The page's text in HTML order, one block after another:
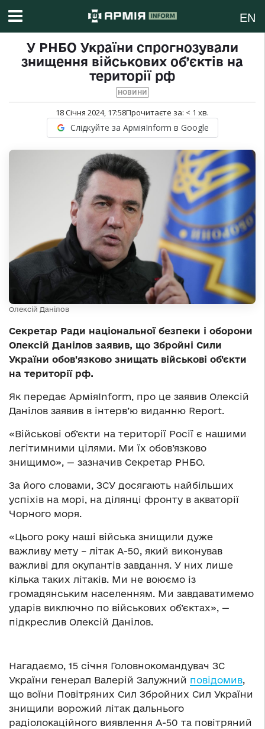
EN
У РНБО України спрогнозували
знищення військових об’єктів на
території рф
НОВИНИ
18 Січня 2024, 17:58Прочитаєте за: < 1 хв.
Слідкуйте за АрміяInform в Google
Олексій Данілов
Секретар Ради національної безпеки і оборони
Олексій Данілов заявив, що Збройні Сили
України обов'язково знищать військові об'єкти
на території рф.
Як передає АрміяInform, про це заявив Олексій
Данілов заявив в інтерв’ю виданню Report.
«Військові об’єкти на території Росії є нашими
легітимними цілями. Ми їх обов’язково
знищимо», — зазначив Секретар РНБО.
За його словами, ЗСУ досягають найбільших
успіхів на морі, на ділянці фронту в акваторії
Чорного моря.
«Цього року наші війська знищили дуже
важливу мету – літак А-50, який виконував
важливі для окупантів завдання. У них лише
кілька таких літаків. Ми не воюємо із
громадянським населенням. Ми завдаватимемо
ударів виключно по військових об’єктах», —
підкреслив Олексій Данілов.
Нагадаємо, 15 січня Головнокомандувач ЗС
України генерал Валерій Залужний повідомив,
що воїни Повітряних Сил Збройних Сил України
знищили ворожий літак дальнього
радіолокаційного виявлення А-50 та повітряний